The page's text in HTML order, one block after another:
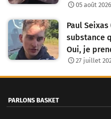
05 août
Paul
substance
Oui, je
27 juillet
PARLONS BASKET